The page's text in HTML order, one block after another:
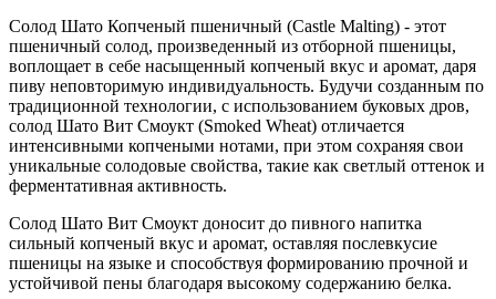
Солод Шато Копченый пшеничный (Castle Malting) - этот
пшеничный солод, произведенный из отборной пшеницы,
воплощает в себе насыщенный копченый вкус и аромат, даря
пиву неповторимую индивидуальность. Будучи созданным по
традиционной технологии, с использованием буковых дров,
солод Шато Вит Смоукт (Smoked Wheat) отличается
интенсивными копчеными нотами, при этом сохраняя свои
уникальные солодовые свойства, такие как светлый оттенок и
ферментативная активность.
Солод Шато Вит Смоукт доносит до пивного напитка
сильный копченый вкус и аромат, оставляя послевкусие
пшеницы на языке и способствуя формированию прочной и
устойчивой пены благодаря высокому содержанию белка.